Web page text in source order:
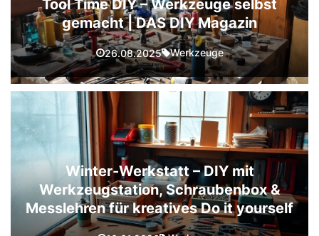
Tool Time DIY – Werkzeuge selbst
gemacht | DAS DIY Magazin
26.08.2025 Werkzeuge
Winter-Werkstatt – DIY mit
Werkzeugstation, Schraubenbox &
Messlehren für kreatives Do it yourself